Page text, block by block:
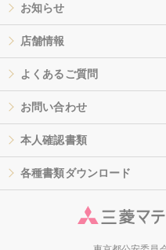
お知らせ
店舗情報
よくあるご質問
お問い合わせ
本人確認書類
各種書類ダウンロード